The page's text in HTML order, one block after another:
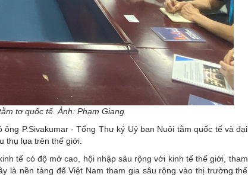
tơ quốc tế. Ảnh: Phạm Giang
P.Sivakumar - Tổng Thư ký Uỷ ban Nuôi tằm quốc tế và đại
thụ lụa trên thế giới.
tế có độ mở cao, hội nhập sâu rộng với kinh tế thế giới, tham
là nền tảng để Việt Nam tham gia sâu rộng vào thị trường thế